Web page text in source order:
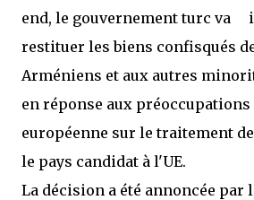
end, le gouvernement turc va
restituer les biens confisqués
Arméniens et aux autres
en réponse aux
européenne sur le traitement
le pays candidat à l'UE.
La décision a été annoncée par